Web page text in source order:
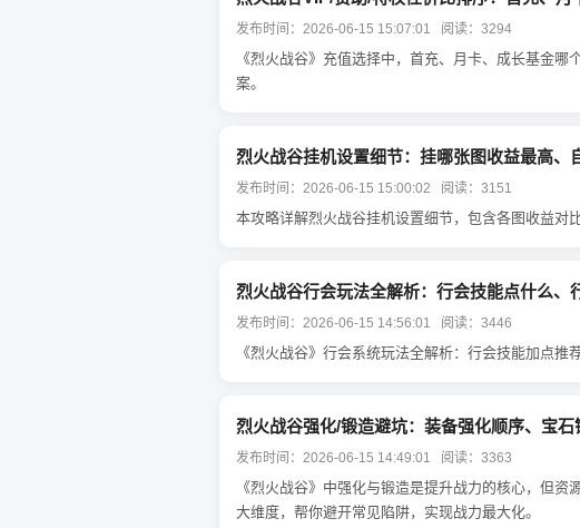
发布时间：2026-06-15 15:07:01 阅读：3294
《烈火战谷》充值选择中，首充、月卡、成长基金
案。
烈火战谷挂机设置细节：挂哪张图收益最高、
发布时间：2026-06-15 15:00:02 阅读：3151
本攻略详解烈火战谷挂机设置细节，包含各图收益对
烈火战谷行会玩法全解析：行会技能点什么、
发布时间：2026-06-15 14:56:01 阅读：3446
《烈火战谷》行会系统玩法全解析：行会技能加点
烈火战谷强化/锻造避坑：装备强化顺序、宝
发布时间：2026-06-15 14:49:01 阅读：3363
《烈火战谷》中强化与锻造是提升战力的核心，但
大维度，帮你避开常见陷阱，实现战力最大化。